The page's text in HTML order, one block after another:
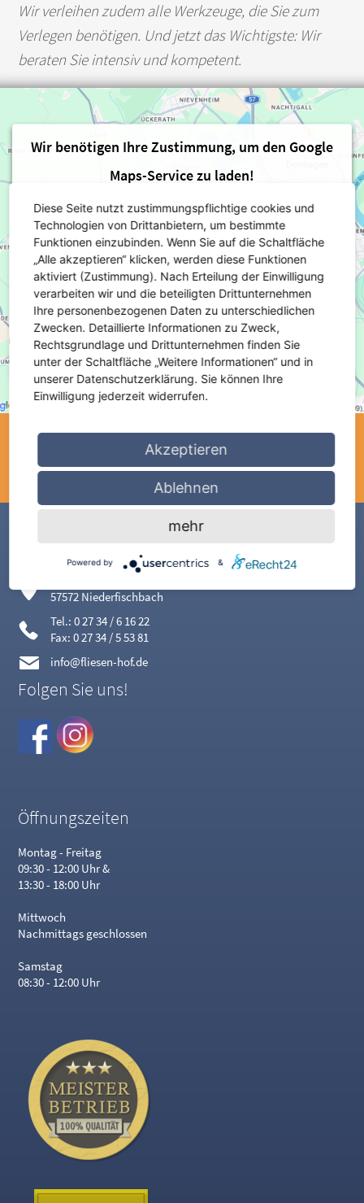
Wir verleihen zudem alle Werkzeuge, die Sie zum
Verlegen benötigen. Und jetzt das Wichtigste: Wir
beraten Sie intensiv und kompetent.
Wir benötigen Ihre Zustimmung, um den Google
Maps-Service zu laden!
Wir verwenden einen Service eines Drittanbieters, um
Karteninhalte einzubetten. Dieser Service kann Daten
zu Ihren Aktivitäten sammeln. Bitte lesen Sie die
Details durch und stimmen Sie der Nutzung des
Service zu, um diese Karte anzuzeigen.
Mehr Informationen Akzeptieren
Powered byUsercentrics Consent Management Platform
Jetzt unseren aktuellenKatalog
Fliesen Hof
57572 Niederfischbach
Tel.: 0 27 34 / 6 16 22
Fax: 0 27 34 / 5 53 81
info@fliesen-hof.de
Folgen Sie uns!
Öffnungszeiten
Montag - Freitag
09:30 - 12:00 Uhr &
13:30 - 18:00 Uhr
Mittwoch
Nachmittags geschlossen
Samstag
08:30 - 12:00 Uhr
Diese Seite nutzt zustimmungspflichtige cookies und
Technologien von Drittanbietern, um bestimmte
Funktionen einzubinden. Wenn Sie auf die Schaltfläche
„Alle akzeptieren“ klicken, werden diese Funktionen
aktiviert (Zustimmung). Nach Erteilung der Einwilligung
verarbeiten wir und die beteiligten Drittunternehmen
Ihre personenbezogenen Daten zu unterschiedlichen
Zwecken. Detaillierte Informationen zu Zweck,
Rechtsgrundlage und Drittunternehmen finden Sie
unter der Schaltfläche „Weitere Informationen“ und in
unserer Datenschutzerklärung. Sie können Ihre
Einwilligung jederzeit widerrufen.
Akzeptieren
Ablehnen
mehr
Powered by &